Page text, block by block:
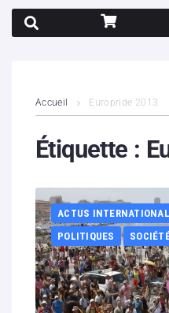
Contenus litigieux
Boutique
Partenaires
Contacts
Accueil Europride 2013
Étiquette :
ACTUS
POLITIQUES